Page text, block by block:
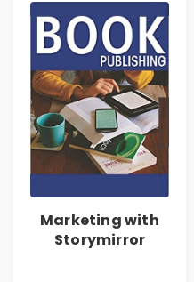
Marketing with
Storymirror